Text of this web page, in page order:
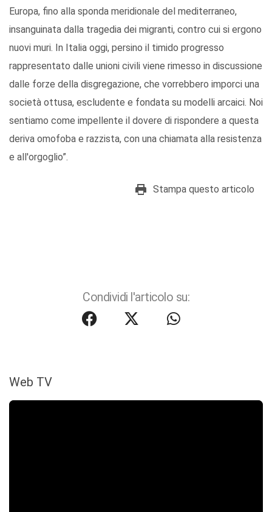
Europa, fino alla sponda meridionale del mediterraneo,
insanguinata dalla tragedia dei migranti, contro cui si ergono
nuovi muri. In Italia oggi, persino il timido progresso
rappresentato dalle unioni civili viene rimesso in discussione
dalle forze della disgregazione, che vorrebbero imporci una
società ottusa, escludente e fondata su modelli arcaici. Noi
sentiamo come impellente il dovere di rispondere a questa
deriva omofoba e razzista, con una chiamata alla resistenza
e all'orgoglio”.
Stampa questo articolo
Condividi l'articolo su:
Web TV